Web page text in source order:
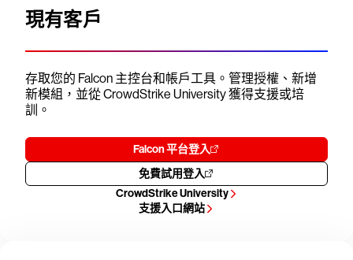
現有客戶
存取您的 Falcon 主控台和帳戶工具。管理授權、新增
新模組，並從 CrowdStrike University 獲得支援或培
訓。
Falcon 平台登入
免費試用登入
CrowdStrike University
支援入口網站